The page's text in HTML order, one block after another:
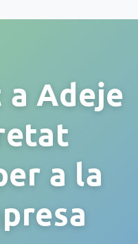
Adeje
a la